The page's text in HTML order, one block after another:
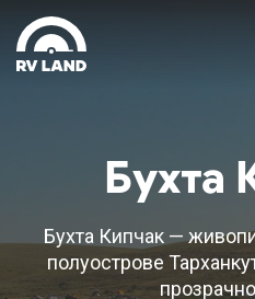
Бухта
Бухта Кипчак —
полуострове